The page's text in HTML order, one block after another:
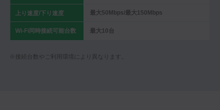
上り速度/下り速度 最大50Mbps/最大150Mbps
Wi-Fi同時接続可能台数 最大10台
※接続台数やご利用環境により異なります。